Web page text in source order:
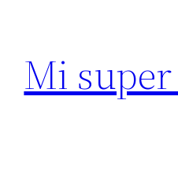
contenido
Mi